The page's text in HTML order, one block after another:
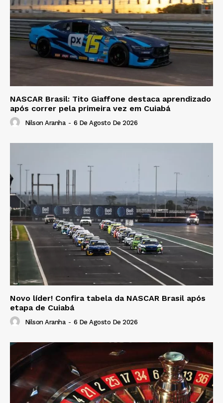
NASCAR Brasil: Tito Giaffone destaca aprendizado
após correr pela primeira vez em Cuiabá
Nilson Aranha - 6 De Agosto De 2026
Novo líder! Confira tabela da NASCAR Brasil após
etapa de Cuiabá
Nilson Aranha - 6 De Agosto De 2026